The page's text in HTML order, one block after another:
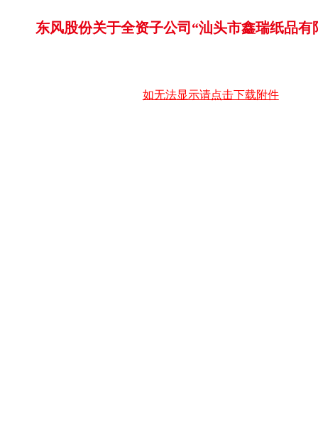
东风股份关于全资子公司“汕头市鑫瑞纸品
如无法显示请点击下载附件